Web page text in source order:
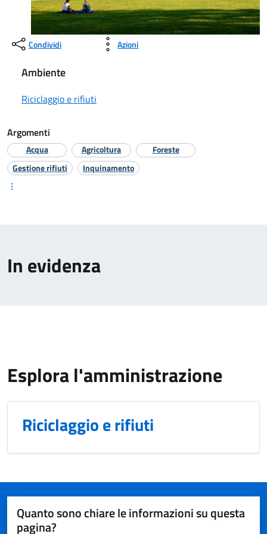
Condividi Azioni
Ambiente
Riciclaggio e rifiuti
Argomenti
Acqua Agricoltura
Foreste
Gestione rifiuti
Inquinamento
In evidenza
Esplora l'amministrazione
Riciclaggio e rifiuti
Quanto sono chiare le informazioni su questa
pagina?